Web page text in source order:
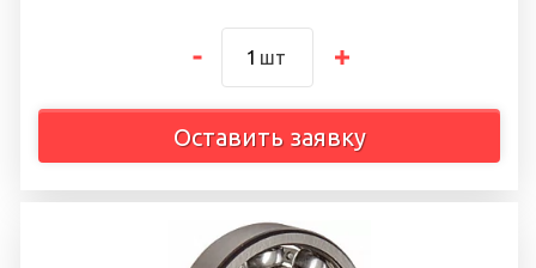
шт
Оставить заявку